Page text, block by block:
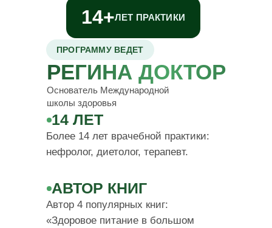
14+ЛЕТ ПРАКТИКИ
ПРОГРАММУ ВЕДЕТ
РЕГИНА ДОКТОР
Основатель Международной
школы здоровья
14 ЛЕТ
Более 14 лет врачебной практики:
нефролог, диетолог, терапевт.
АВТОР КНИГ
Автор 4 популярных книг:
«Здоровое питание в большом